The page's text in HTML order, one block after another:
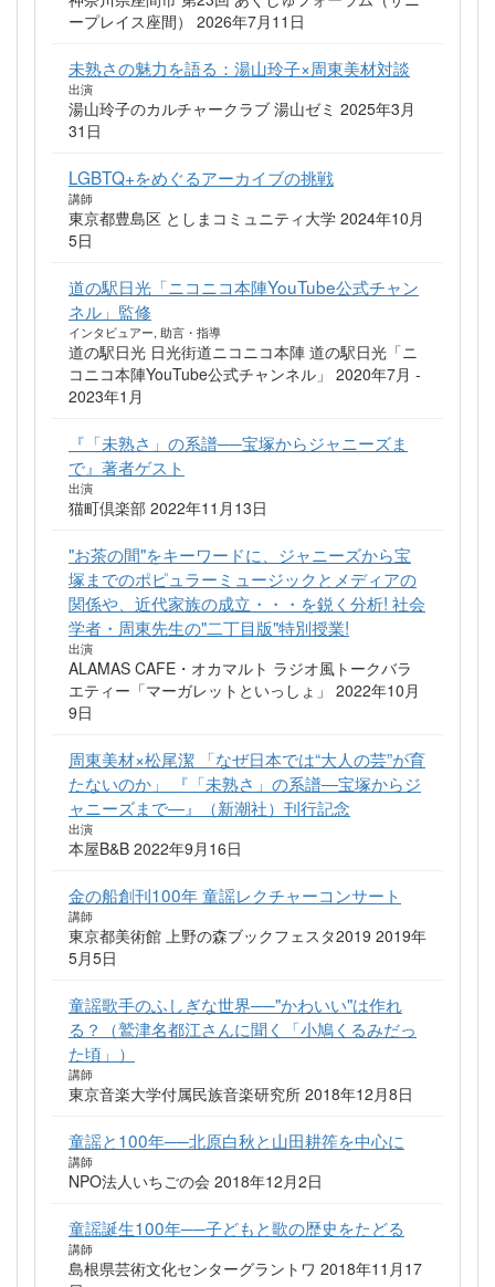
ープレイス座間） 2026年7月11日
未熟さの魅力を語る：湯山玲子×周東美材対談
出演
湯山玲子のカルチャークラブ 湯山ゼミ 2025年3月
31日
LGBTQ+をめぐるアーカイブの挑戦
講師
東京都豊島区 としまコミュニティ大学 2024年10月
5日
道の駅日光「ニコニコ本陣YouTube公式チャン
ネル」監修
インタビュアー, 助言・指導
道の駅日光 日光街道ニコニコ本陣 道の駅日光「ニ
コニコ本陣YouTube公式チャンネル」 2020年7月 -
2023年1月
『「未熟さ」の系譜──宝塚からジャニーズま
で』著者ゲスト
出演
猫町倶楽部 2022年11月13日
"お茶の間"をキーワードに、ジャニーズから宝
塚までのポピュラーミュージックとメディアの
関係や、近代家族の成立・・・を鋭く分析! 社会
学者・周東先生の"二丁目版"特別授業!
出演
ALAMAS CAFE・オカマルト ラジオ風トークバラ
エティー「マーガレットといっしょ」 2022年10月
9日
周東美材×松尾潔 「なぜ日本では“大人の芸”が育
たないのか」 『「未熟さ」の系譜―宝塚からジ
ャニーズまで―』（新潮社）刊行記念
出演
本屋B&B 2022年9月16日
金の船創刊100年 童謡レクチャーコンサート
講師
東京都美術館 上野の森ブックフェスタ2019 2019年
5月5日
童謡歌手のふしぎな世界──"かわいい"は作れ
る？（鷲津名都江さんに聞く「小鳩くるみだっ
た頃」）
講師
東京音楽大学付属民族音楽研究所 2018年12月8日
童謡と100年──北原白秋と山田耕筰を中心に
講師
NPO法人いちごの会 2018年12月2日
童謡誕生100年──子どもと歌の歴史をたどる
講師
島根県芸術文化センターグラントワ 2018年11月17